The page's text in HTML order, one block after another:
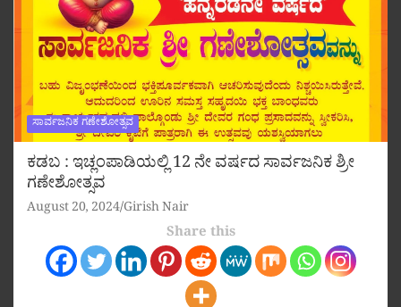
ಸಾರ್ವಜನಿಕ ಗಣೇಶೋತ್ಸವ
ಕಡಬ : ಇಚ್ಲಂಪಾಡಿಯಲ್ಲಿ 12 ನೇ ವರ್ಷದ ಸಾರ್ವಜನಿಕ ಶ್ರೀ
ಗಣೇಶೋತ್ಸವ
August 20, 2024 Girish Nair
Share this